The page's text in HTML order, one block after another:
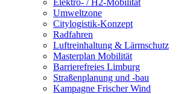
Elektro- / H2-Mobilität
Umweltzone
Citylogistik-Konzept
Radfahren
Luftreinhaltung & Lärmschutz
Masterplan Mobilität
Barrierefreies Limburg
Straßenplanung und -bau
Kampagne Frischer Wind